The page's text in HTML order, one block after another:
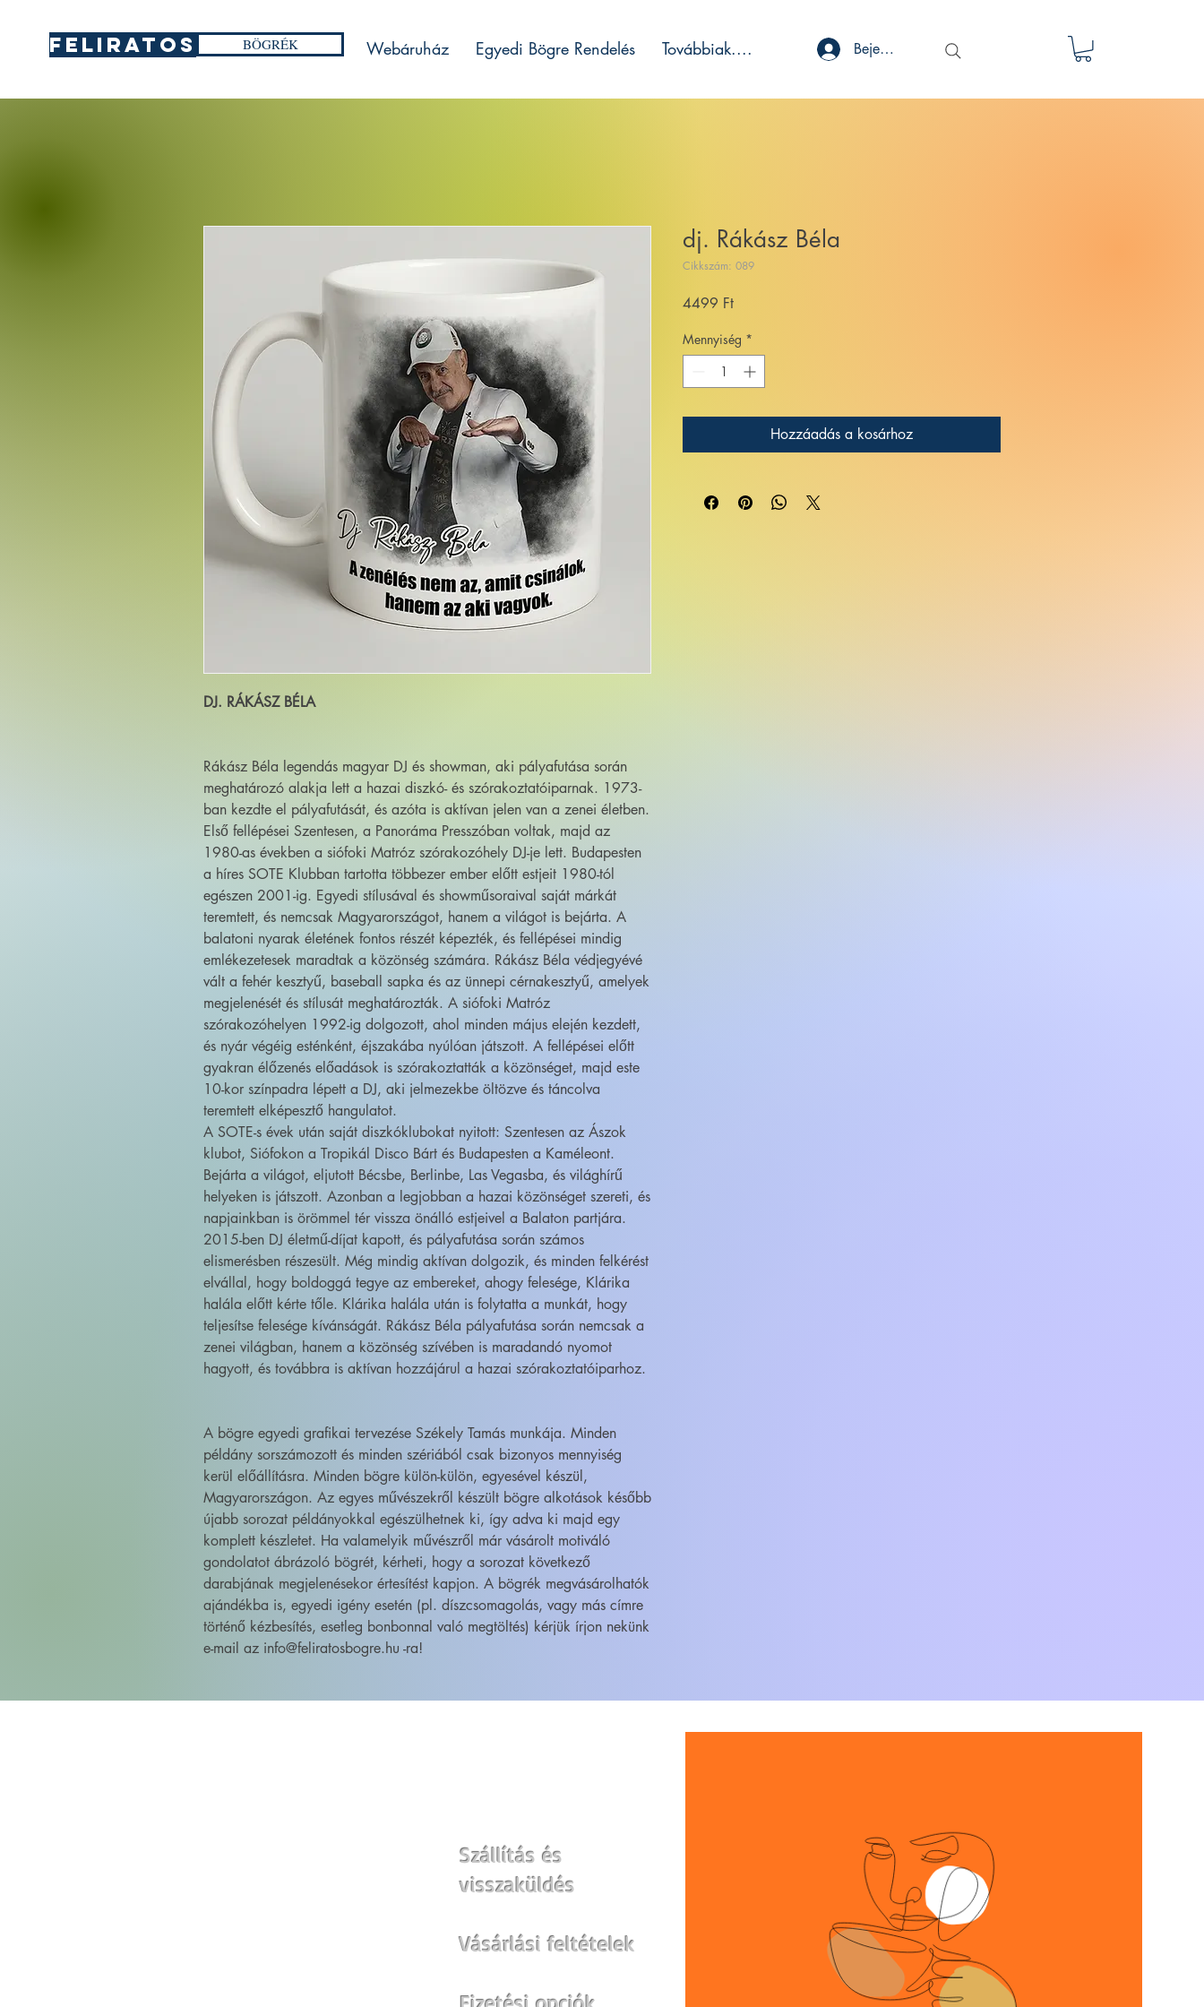
FELIRATOS BÖGRÉK Webáruház Egyedi Bögre Rendelés Továbbiak.... Bejelentkezés
DJ. RÁKÁSZ BÉLA
Rákász Béla legendás magyar DJ és showman, aki pályafutása során
meghatározó alakja lett a hazai diszkó- és szórakoztatóiparnak. 1973-
ban kezdte el pályafutását, és azóta is aktívan jelen van a zenei életben.
Első fellépései Szentesen, a Panoráma Presszóban voltak, majd az
1980-as években a siófoki Matróz szórakozóhely DJ-je lett. Budapesten
a híres SOTE Klubban tartotta többezer ember előtt estjeit 1980-tól
egészen 2001-ig. Egyedi stílusával és showműsoraival saját márkát
teremtett, és nemcsak Magyarországot, hanem a világot is bejárta. A
balatoni nyarak életének fontos részét képezték, és fellépései mindig
emlékezetesek maradtak a közönség számára. Rákász Béla védjegyévé
vált a fehér kesztyű, baseball sapka és az ünnepi cérnakesztyű, amelyek
megjelenését és stílusát meghatározták. A siófoki Matróz
szórakozóhelyen 1992-ig dolgozott, ahol minden május elején kezdett,
és nyár végéig esténként, éjszakába nyúlóan játszott. A fellépései előtt
gyakran élőzenés előadások is szórakoztatták a közönséget, majd este
10-kor színpadra lépett a DJ, aki jelmezekbe öltözve és táncolva
teremtett elképesztő hangulatot.
A SOTE-s évek után saját diszkóklubokat nyitott: Szentesen az Ászok
klubot, Siófokon a Tropikál Disco Bárt és Budapesten a Kaméleont.
Bejárta a világot, eljutott Bécsbe, Berlinbe, Las Vegasba, és világhírű
helyeken is játszott. Azonban a legjobban a hazai közönséget szereti, és
napjainkban is örömmel tér vissza önálló estjeivel a Balaton partjára.
2015-ben DJ életmű-díjat kapott, és pályafutása során számos
elismerésben részesült. Még mindig aktívan dolgozik, és minden felkérést
elvállal, hogy boldoggá tegye az embereket, ahogy felesége, Klárika
halála előtt kérte tőle. Klárika halála után is folytatta a munkát, hogy
teljesítse felesége kívánságát. Rákász Béla pályafutása során nemcsak a
zenei világban, hanem a közönség szívében is maradandó nyomot
hagyott, és továbbra is aktívan hozzájárul a hazai szórakoztatóiparhoz.
A bögre egyedi grafikai tervezése Székely Tamás munkája. Minden
példány sorszámozott és minden szériából csak bizonyos mennyiség
kerül előállításra. Minden bögre külön-külön, egyesével készül,
Magyarországon. Az egyes művészekről készült bögre alkotások később
újabb sorozat példányokkal egészülhetnek ki, így adva ki majd egy
komplett készletet. Ha valamelyik művészről már vásárolt motiváló
gondolatot ábrázoló bögrét, kérheti, hogy a sorozat következő
darabjának megjelenésekor értesítést kapjon. A bögrék megvásárolhatók
ajándékba is, egyedi igény esetén (pl. díszcsomagolás, vagy más címre
történő kézbesítés, esetleg bonbonnal való megtöltés) kérjük írjon nekünk
e-mail az info@feliratosbogre.hu -ra!
dj. Rákász Béla
Cikkszám: 089
4499 FtÁr
Mennyiség *
Hozzáadás a kosárhoz
Szállítás és
visszaküldés
Vásárlási feltételek